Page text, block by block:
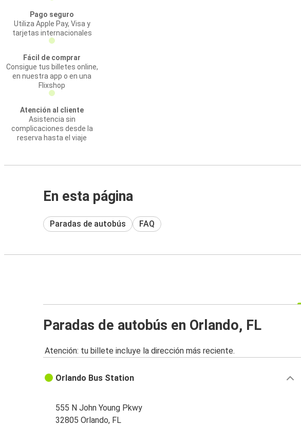
Pago seguro
Utiliza Apple Pay, Visa y
tarjetas internacionales
Fácil de comprar
Consigue tus billetes online,
en nuestra app o en una
Flixshop
Atención al cliente
Asistencia sin
complicaciones desde la
reserva hasta el viaje
En esta página
Paradas de autobús FAQ
Paradas de autobús en Orlando, FL
Atención: tu billete incluye la dirección más reciente.
Orlando Bus Station
555 N John Young Pkwy
32805 Orlando, FL